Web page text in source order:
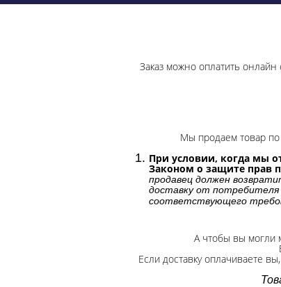
Заказ можно оплатить
Мы продаем товар по
При условии, когда мы
Законом о защите прав
продавец должен
доставку от потребителя
соответствующего
А чтобы вы могли
Если доставку оплачиваете